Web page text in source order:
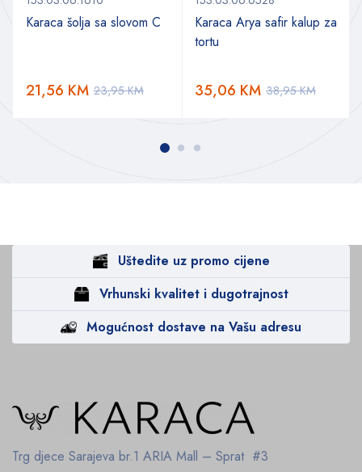
Karaca šolja sa slovom C
23,95KM
21,56 KM
Karaca Arya safir kalup za
tortu
38,95KM
35,06 KM
Uštedite uz promo cijene
Vrhunski kvalitet i dugotrajnost
Mogućnost dostave na Vašu adresu
Trg djece Sarajeva br.1 ARIA Mall – Sprat #3